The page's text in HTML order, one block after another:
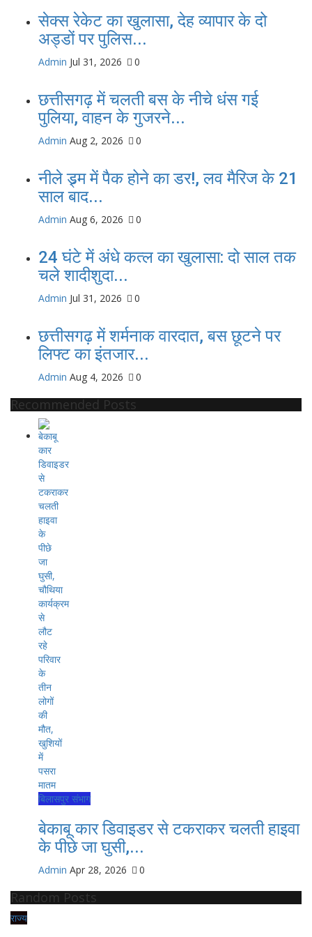
सेक्स रेकेट का खुलासा, देह व्यापार के दो
अड्डों पर पुलिस...
Admin Jul 31, 2026 0
छत्तीसगढ़ में चलती बस के नीचे धंस गई
पुलिया, वाहन के गुजरने...
Admin Aug 2, 2026 0
नीले ड्र्म में पैक होने का डर!, लव मैरिज के 21
साल बाद...
Admin Aug 6, 2026 0
24 घंटे में अंधे कत्ल का खुलासा: दो साल तक
चले शादीशुदा...
Admin Jul 31, 2026 0
छत्तीसगढ़ में शर्मनाक वारदात, बस छूटने पर
लिफ्ट का इंतजार...
Admin Aug 4, 2026 0
Recommended Posts
बिलासपुर संभाग
बेकाबू कार डिवाइडर से टकराकर चलती हाइवा
के पीछे जा घुसी,...
Admin Apr 28, 2026 0
Random Posts
राज्य